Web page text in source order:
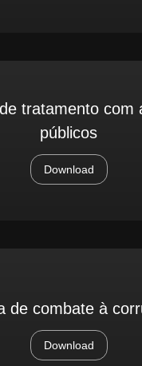
tratamento com
públicos
Download
de combate à
Download